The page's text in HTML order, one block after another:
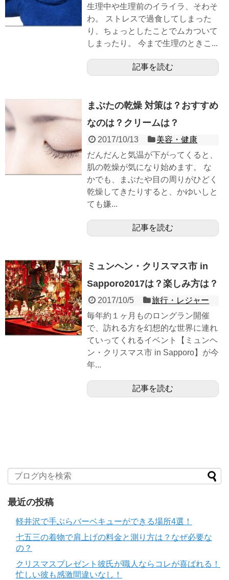
生理中や生理前のイライラ、そわそ
わ。 ストレスで過食してしまった
り、ちょっとしたことでムカついて
しまったり。 今まで生理のときこ...
記事を読む
まぶたの乾燥 対策は？おすすめ
なのは？クリームは？
2017/10/13
美容・健康
だんだんと気温が下がってくると、
肌の乾燥が気になり始めます。 な
かでも、まぶたや目の周りがひどく
乾燥してきたりすると、かゆいしと
ても嫌...
記事を読む
ミュンヘン・クリスマス市 in
Sapporo2017は？楽しみ方は？
2017/10/5
旅行・レジャー
毎年約１ヶ月ものロングラン開催
で、訪れる方を幻想的な世界に連れ
ていってくれるイベント【ミュンヘ
ン・クリスマス市 in Sapporo】が今
年...
記事を読む
最近の投稿
軽井沢で手ぶらバーベキューができる場所4選！
七五三の着物で肩上げの料金と測り方は？なぜ必要な
の？
クリスマスプレゼント彼氏が職人ならコレが喜ばれる！
忙しい彼も感激間違いなし！